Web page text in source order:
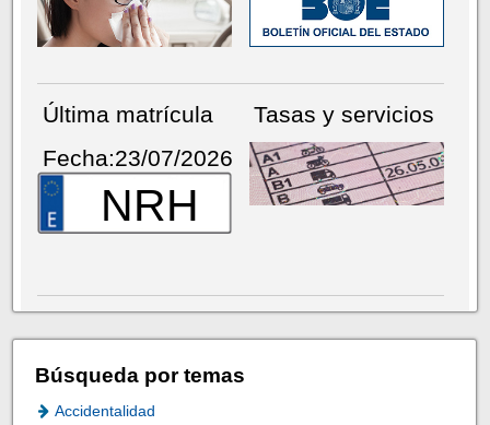
Última matrícula
Fecha:23/07/2026
NRH
Tasas y servicios
Búsqueda por temas
Accidentalidad